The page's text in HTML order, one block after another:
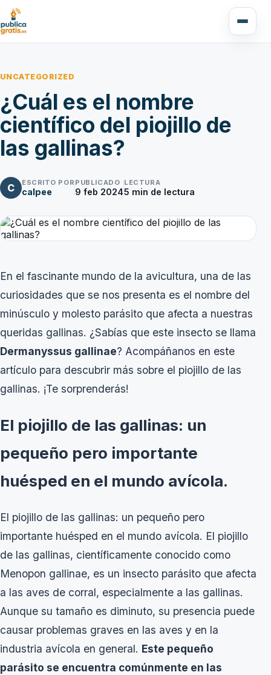
UNCATEGORIZED
¿Cuál es el nombre
científico del piojillo de
las gallinas?
C ESCRITO POR
calpee
PUBLICADO
9 feb 2024
LECTURA
5 min de lectura
En el fascinante mundo de la avicultura, una de las
curiosidades que se nos presenta es el nombre del
minúsculo y molesto parásito que afecta a nuestras
queridas gallinas. ¿Sabías que este insecto se llama
Dermanyssus gallinae? Acompáñanos en este
artículo para descubrir más sobre el piojillo de las
gallinas. ¡Te sorprenderás!
El piojillo de las gallinas: un
pequeño pero importante
huésped en el mundo avícola.
El piojillo de las gallinas: un pequeño pero
importante huésped en el mundo avícola. El piojillo
de las gallinas, científicamente conocido como
Menopon gallinae, es un insecto parásito que afecta
a las aves de corral, especialmente a las gallinas.
Aunque su tamaño es diminuto, su presencia puede
causar problemas graves en las aves y en la
industria avícola en general. Este pequeño
parásito se encuentra comúnmente en las